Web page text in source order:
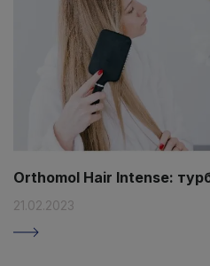
Orthomol Hair Intense:
21.02.2023